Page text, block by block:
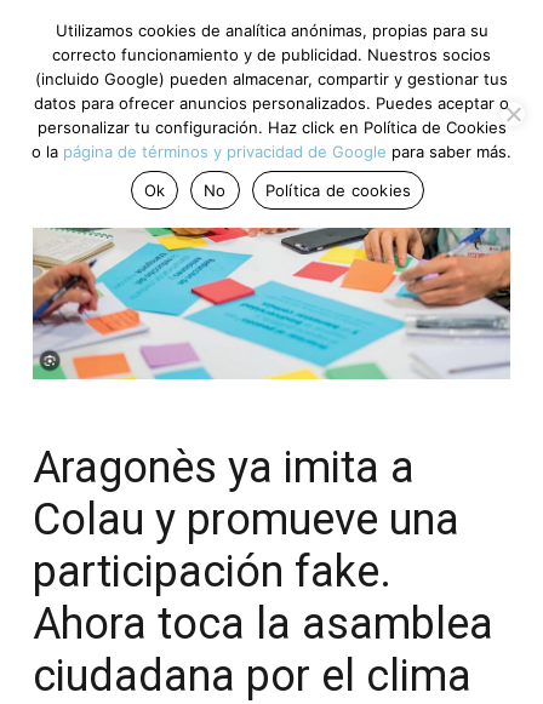
Aragonès ya imita a
Colau y promueve una
participación fake.
Ahora toca la asamblea
ciudadana por el clima
Utilizamos cookies de analítica anónimas, propias para su
correcto funcionamiento y de publicidad. Nuestros socios
(incluido Google) pueden almacenar, compartir y gestionar tus
datos para ofrecer anuncios personalizados. Puedes aceptar o
personalizar tu configuración. Haz click en Política de Cookies
o la página de términos y privacidad de Google para saber más.
Ok
No Política de cookies